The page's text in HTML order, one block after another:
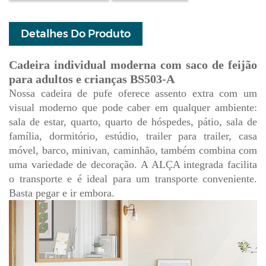
Detalhes Do Produto
Cadeira individual moderna com saco de feijão
para adultos e crianças BS503-A
Nossa cadeira de pufe oferece assento extra com um
visual moderno que pode caber em qualquer ambiente:
sala de estar, quarto, quarto de hóspedes, pátio, sala de
família, dormitório, estúdio, trailer para trailer, casa
móvel, barco, minivan, caminhão, também combina com
uma variedade de decoração. A ALÇA integrada facilita
o transporte e é ideal para um transporte conveniente.
Basta pegar e ir embora.